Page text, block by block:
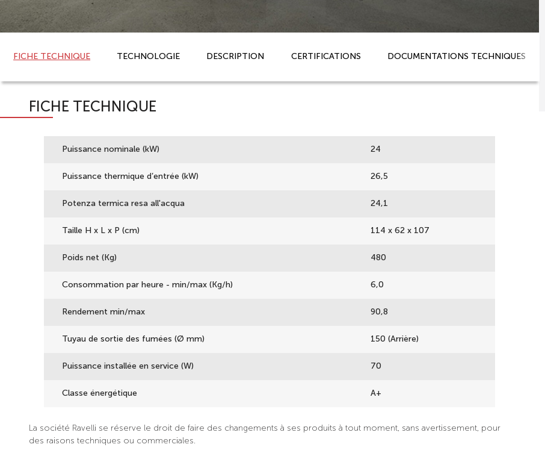
FICHE TECHNIQUE TECHNOLOGIE DESCRIPTION CERTIFICATIONS DOCUMENTATIONS TECHNIQUES
FICHE TECHNIQUE
Puissance nominale (kW) 24
Puissance thermique d’entrée (kW) 26,5
Potenza termica resa all'acqua 24,1
Taille H x L x P (cm) 114 x 62 x 107
Poids net (Kg) 480
Consommation par heure - min/max (Kg/h) 6,0
Rendement min/max 90,8
Tuyau de sortie des fumées (Ø mm) 150 (Arrière)
Puissance installée en service (W) 70
Classe énergétique A+
La société Ravelli se réserve le droit de faire des changements à ses produits à tout moment, sans avertissement, pour
des raisons techniques ou commerciales.